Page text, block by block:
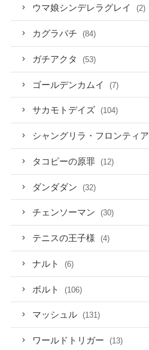
ウマ娘シンデレラグレイ (2)
カグラバチ (84)
ガチアクタ (53)
ゴールデンカムイ (7)
サカモトデイズ (104)
シャングリラ・フロンティア
タコピーの原罪 (12)
ダンダダン (32)
チェンソーマン (30)
テニスの王子様 (4)
ナルト (6)
ボルト (106)
マッシュル (131)
ワールドトリガー (13)